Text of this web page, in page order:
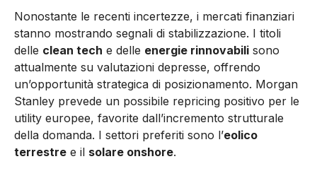
Nonostante le recenti incertezze, i mercati finanziari
stanno mostrando segnali di stabilizzazione. I titoli
delle clean tech e delle energie rinnovabili sono
attualmente su valutazioni depresse, offrendo
un’opportunità strategica di posizionamento. Morgan
Stanley prevede un possibile repricing positivo per le
utility europee, favorite dall’incremento strutturale
della domanda. I settori preferiti sono l’eolico
terrestre e il solare onshore.